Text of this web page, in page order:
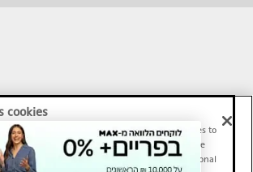
cookies
TMI and Sport1 content online, we use cookies to
and to analyze our traffic. These tools are
for our website functionality. Others are optional